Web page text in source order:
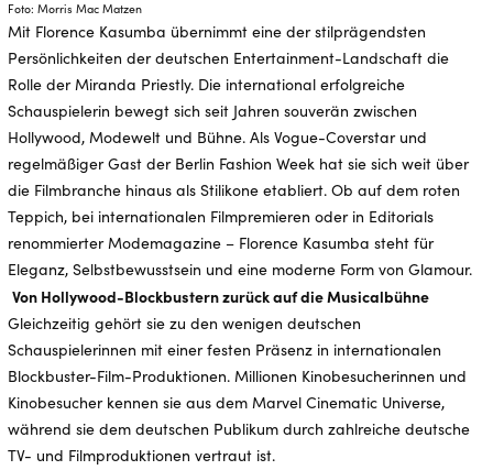
Foto: Morris Mac Matzen
Mit Florence Kasumba übernimmt eine der stilprägendsten
Persönlichkeiten der deutschen Entertainment-Landschaft die
Rolle der Miranda Priestly. Die international erfolgreiche
Schauspielerin bewegt sich seit Jahren souverän zwischen
Hollywood, Modewelt und Bühne. Als Vogue-Coverstar und
regelmäßiger Gast der Berlin Fashion Week hat sie sich weit über
die Filmbranche hinaus als Stilikone etabliert. Ob auf dem roten
Teppich, bei internationalen Filmpremieren oder in Editorials
renommierter Modemagazine – Florence Kasumba steht für
Eleganz, Selbstbewusstsein und eine moderne Form von Glamour.
Von Hollywood-Blockbustern zurück auf die Musicalbühne
Gleichzeitig gehört sie zu den wenigen deutschen
Schauspielerinnen mit einer festen Präsenz in internationalen
Blockbuster-Film-Produktionen. Millionen Kinobesucherinnen und
Kinobesucher kennen sie aus dem Marvel Cinematic Universe,
während sie dem deutschen Publikum durch zahlreiche deutsche
TV- und Filmproduktionen vertraut ist.